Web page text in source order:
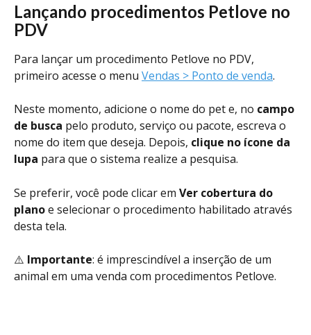
Lançando procedimentos Petlove no
PDV
Para lançar um procedimento Petlove no PDV,
primeiro acesse o menu Vendas > Ponto de venda.
Neste momento, adicione o nome do pet e, no campo
de busca pelo produto, serviço ou pacote, escreva o
nome do item que deseja. Depois, clique no ícone da
lupa para que o sistema realize a pesquisa.
Se preferir, você pode clicar em Ver cobertura do
plano e selecionar o procedimento habilitado através
desta tela.
⚠️ Importante: é imprescindível a inserção de um
animal em uma venda com procedimentos Petlove.